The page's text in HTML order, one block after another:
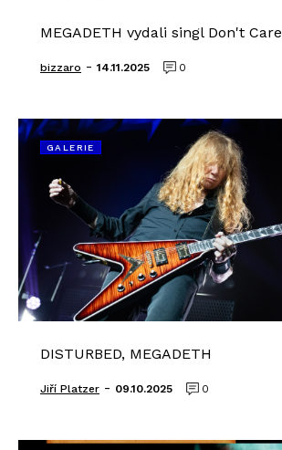
MEGADETH vydali singl Don't Care
bizzaro - 14.11.2025 0
GALERIE
DISTURBED, MEGADETH
Jiří Platzer - 09.10.2025 0